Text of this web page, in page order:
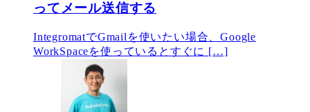
ってメール送信する
IntegromatでGmailを使いたい場合、Google
WorkSpaceを使っているとすぐに […]